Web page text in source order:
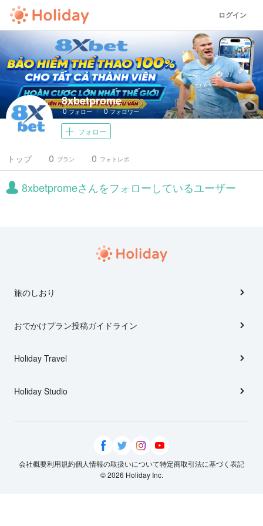
ログイン
8xbetprome
0フォロー 0フォロワー
フォロー
トップ プラン
0 フォトレポ
0
8xbetpromeさんをフォローしているユーザー
旅のしおり
おでかけプラン投稿ガイドライン
Holiday Travel
Holiday Studio
会社概要利用規約個人情報の取扱いについて特定商取引法に基づく表記
© 2026 Holiday Inc.